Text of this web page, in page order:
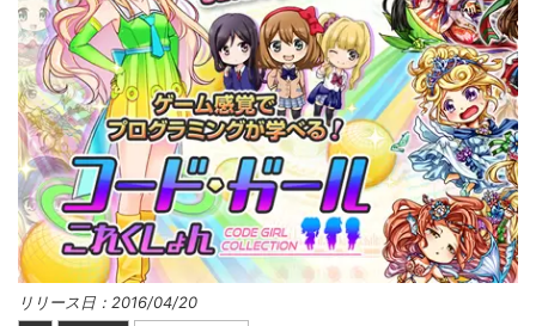
リリース日：2016/04/20